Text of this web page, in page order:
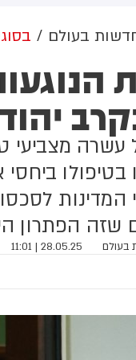
לדבריהם, חמינאי
אף חבר קבינט מאז
האמריקנית שבה נהרג
משפחה נוספים.
בעולם
המדינות
שזה הפתרון
בעולם 28.05.25 | 11:01